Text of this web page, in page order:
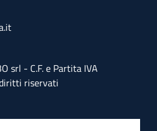
srl - C.F. e Partita IVA
riservati